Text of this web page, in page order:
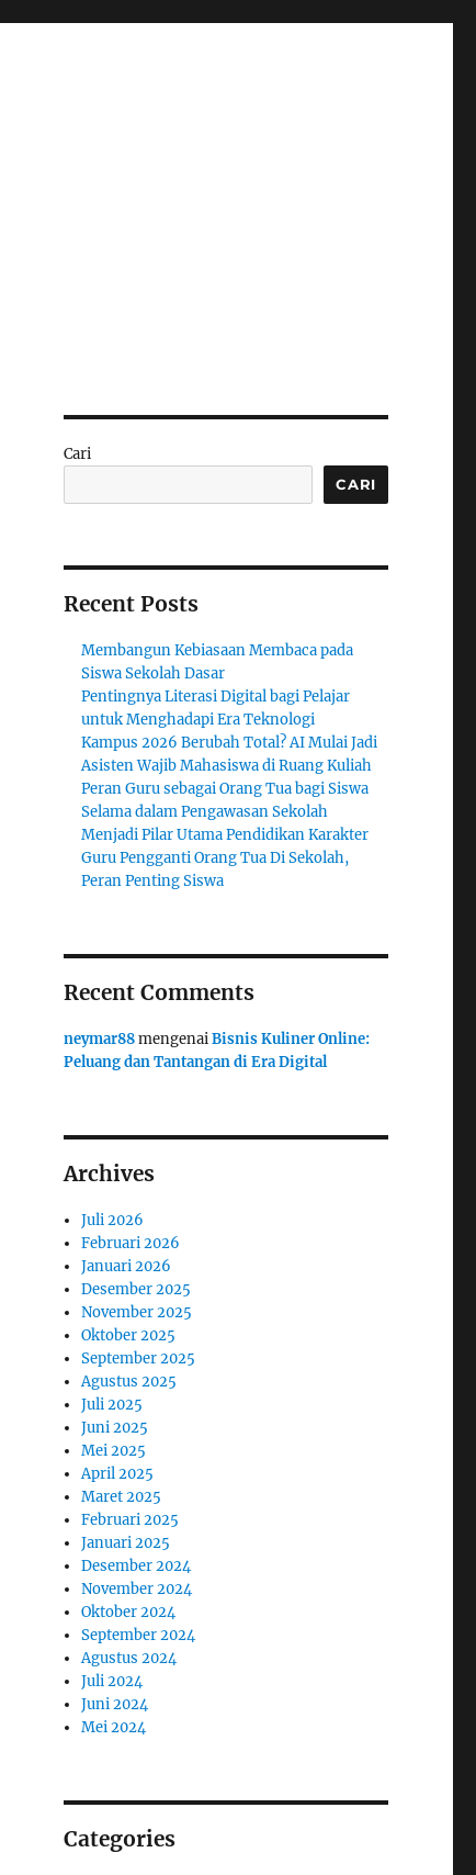
Cari
CARI
Recent Posts
Membangun Kebiasaan Membaca pada
Siswa Sekolah Dasar
Pentingnya Literasi Digital bagi Pelajar
untuk Menghadapi Era Teknologi
Kampus 2026 Berubah Total? AI Mulai Jadi
Asisten Wajib Mahasiswa di Ruang Kuliah
Peran Guru sebagai Orang Tua bagi Siswa
Selama dalam Pengawasan Sekolah
Menjadi Pilar Utama Pendidikan Karakter
Guru Pengganti Orang Tua Di Sekolah,
Peran Penting Siswa
Recent Comments
neymar88mengenaiBisnis Kuliner Online:
Peluang dan Tantangan di Era Digital
Archives
Juli 2026
Februari 2026
Januari 2026
Desember 2025
November 2025
Oktober 2025
September 2025
Agustus 2025
Juli 2025
Juni 2025
Mei 2025
April 2025
Maret 2025
Februari 2025
Januari 2025
Desember 2024
November 2024
Oktober 2024
September 2024
Agustus 2024
Juli 2024
Juni 2024
Mei 2024
Categories